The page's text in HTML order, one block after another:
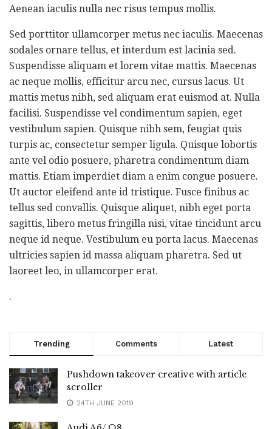
Aenean iaculis nulla nec risus tempus mollis.
Sed porttitor ullamcorper metus nec iaculis. Maecenas
sodales ornare tellus, et interdum est lacinia sed.
Suspendisse aliquam et lorem vitae mattis. Maecenas
ac neque mollis, efficitur arcu nec, cursus lacus. Ut
mattis metus nibh, sed aliquam erat euismod at. Nulla
facilisi. Suspendisse vel condimentum sapien, eget
vestibulum sapien. Quisque nibh sem, feugiat quis
turpis ac, consectetur semper ligula. Quisque lobortis
ante vel odio posuere, pharetra condimentum diam
mattis. Etiam imperdiet diam a enim congue posuere.
Ut auctor eleifend ante id tristique. Fusce finibus ac
tellus sed convallis. Quisque aliquet, nibh eget porta
sagittis, libero metus fringilla nisi, vitae tincidunt arcu
neque id neque. Vestibulum eu porta lacus. Maecenas
ultricies sapien id massa aliquam pharetra. Sed ut
laoreet leo, in ullamcorper erat.
.
Trending Comments Latest
Pushdown takeover creative with article
scroller
24TH JUNE 2019